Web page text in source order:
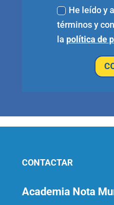
He leído y
términos y
la política de
CONTACTAR
Academia Nota